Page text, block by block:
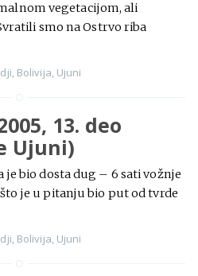
vegetacijom, ali
smo na Ostrvo riba
, Bolivija, Ujuni
13. deo
Ujuni)
bio dosta dug – 6 sati vožnje
je u pitanju bio put od tvrde
Bolivija Ujuni